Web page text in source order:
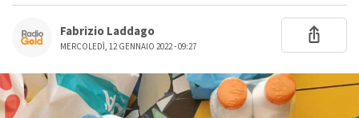
Fabrizio Laddago
MERCOLEDÌ, 12 GENNAIO 2022 - 09:27